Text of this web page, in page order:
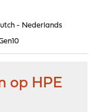
- Nederlands
op HPE